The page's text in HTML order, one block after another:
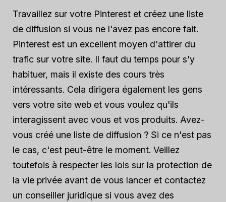
Travaillez sur votre Pinterest et créez une liste
de diffusion si vous ne l'avez pas encore fait.
Pinterest est un excellent moyen d'attirer du
trafic sur votre site. Il faut du temps pour s'y
habituer, mais il existe des cours très
intéressants. Cela dirigera également les gens
vers votre site web et vous voulez qu'ils
interagissent avec vous et vos produits. Avez-
vous créé une liste de diffusion ? Si ce n'est pas
le cas, c'est peut-être le moment. Veillez
toutefois à respecter les lois sur la protection de
la vie privée avant de vous lancer et contactez
un conseiller juridique si vous avez des